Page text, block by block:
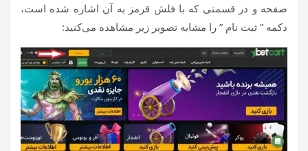
سصفحه و در قسمتی که با فلش قرمز به آن اشاره شده است،
دکمه ” ثبت نام ” را مشابه تصویر زیر مشاهده می‌کنید: